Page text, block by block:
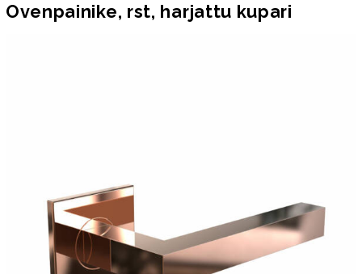
Ovenpainike, rst, harjattu kupari